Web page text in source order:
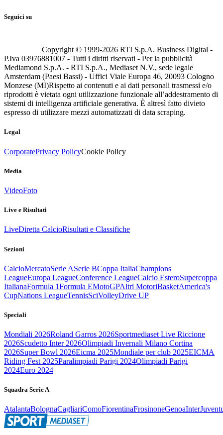
Seguici su
Copyright © 1999-2026 RTI S.p.A. Business Digital -
P.Iva 03976881007 - Tutti i diritti riservati - Per la pubblicità
Mediamond S.p.A. - RTI S.p.A., Mediaset N.V., sede legale
Amsterdam (Paesi Bassi) - Uffici Viale Europa 46, 20093 Cologno
Monzese (MI)Rispetto ai contenuti e ai dati personali trasmessi e/o
riprodotti è vietata ogni utilizzazione funzionale all’addestramento di
sistemi di intelligenza artificiale generativa. È altresì fatto divieto
espresso di utilizzare mezzi automatizzati di data scraping.
Legal
CorporatePrivacy PolicyCookie Policy
Media
VideoFoto
Live e Risultati
LiveDiretta CalcioRisultati e Classifiche
Sezioni
CalcioMercatoSerie ASerie BCoppa ItaliaChampions
LeagueEuropa LeagueConference LeagueCalcio EsteroSupercoppa
ItalianaFormula 1Formula EMotoGPAltri MotoriBasketAmerica's
CupNations LeagueTennisSciVolleyDrive UP
Speciali
Mondiali 2026Roland Garros 2026Sportmediaset Live Riccione
2026Scudetto Inter 2026Olimpiadi Invernali Milano Cortina
2026Super Bowl 2026Eicma 2025Mondiale per club 2025EICMA
Riding Fest 2025Paralimpiadi Parigi 2024Olimpiadi Parigi
2024Euro 2024
Squadra Serie A
AtalantaBolognaCagliariComoFiorentinaFrosinoneGenoaInter